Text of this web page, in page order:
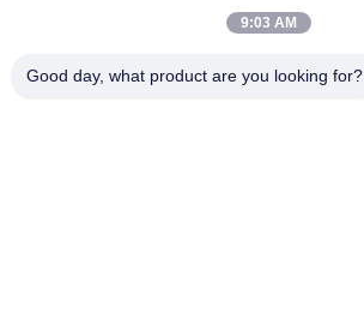
9:03 AM
Good day, what product are you looking for?